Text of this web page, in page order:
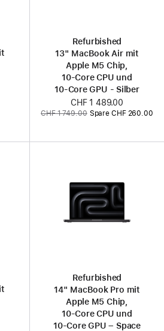
Refurbished
13" MacBook Air mit
Apple M5 Chip,
10‑Core CPU und
10‑Core GPU - Silber
Jetzt
CHF 1 489.00
Vorher:
CHF 1 749.00 Spare CHF 260.00
Refurbished
14" MacBook Pro mit
Apple M5 Chip,
10‑Core CPU und
10‑Core GPU – Space